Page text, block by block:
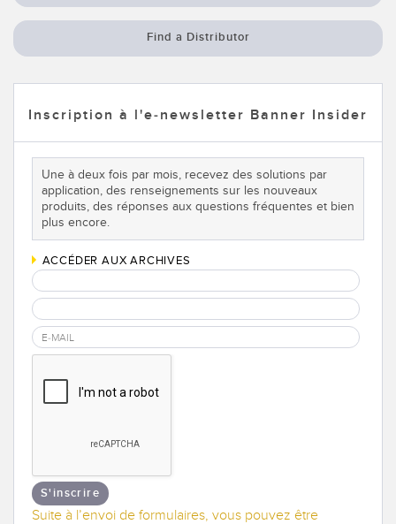
Find a Distributor
Inscription à l'e-newsletter Banner Insider
Une à deux fois par mois, recevez des solutions par
application, des renseignements sur les nouveaux
produits, des réponses aux questions fréquentes et bien
plus encore.
ACCÉDER AUX ARCHIVES
S'inscrire
Suite à l’envoi de formulaires, vous pouvez être